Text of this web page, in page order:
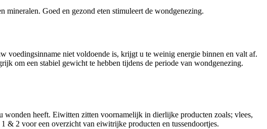
Goed en gezond eten stimuleert de wondgenezing.
voedingsinname niet voldoende is, krijgt u te weinig energie binnen en valt af.
om een stabiel gewicht te hebben tijdens de periode van wondgenezing.
heeft. Eiwitten zitten voornamelijk in dierlijke producten zoals; vlees,
& 2 voor een overzicht van eiwitrijke producten en tussendoortjes.